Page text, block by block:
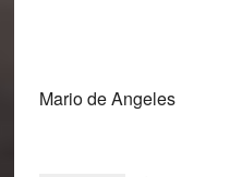
Mario de Angeles